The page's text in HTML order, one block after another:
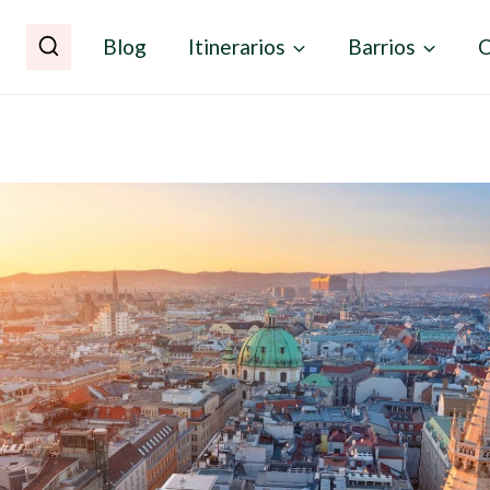
Blog Itinerarios Barrios